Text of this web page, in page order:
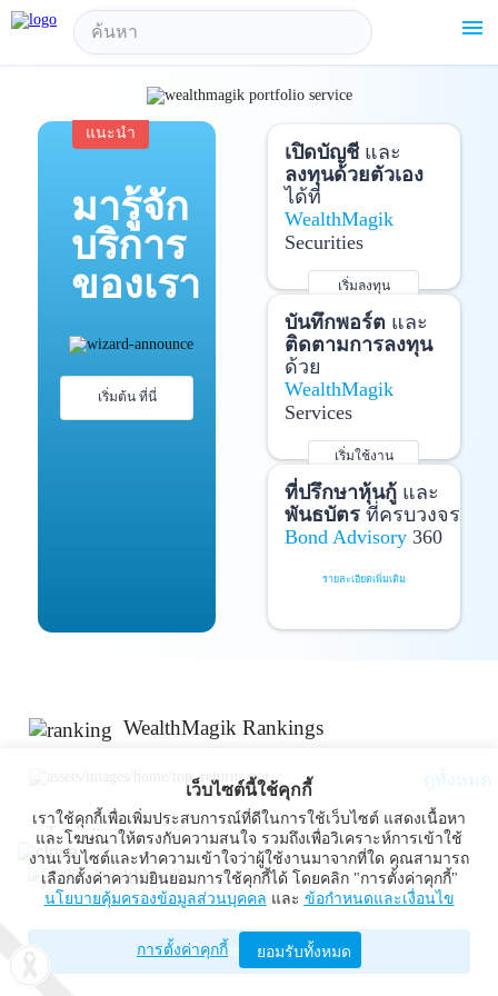
menu
แนะนำ
มารู้จัก
บริการ
ของเรา
เริ่มต้น ที่นี่
เปิดบัญชีและ
ลงทุนด้วยตัวเอง
ได้ที่
WealthMagik
Securities
เริ่มลงทุน
รายละเอียดเพิ่มเติม
บันทึกพอร์ตและ
ติดตามการลงทุน
ด้วย
WealthMagik
Services
เริ่มใช้งาน
รายละเอียดเพิ่มเติม
ที่ปรึกษาหุ้นกู้และ
พันธบัตรที่ครบวงจร
Bond Advisory360
รายละเอียดเพิ่มเติม
WealthMagik Rankings
ดูทั้งหมด
Top Returns
กองทุนตราสารทุน
WealthMagik
Wealth Management System Limited
เปิดด้วยแอป WealthMagik
!-- Start Advertise -->
เว็บไซต์นี้ใช้คุกกี้
เราใช้คุกกี้เพื่อเพิ่มประสบการณ์ที่ดีในการใช้เว็บไซต์ แสดงเนื้อหา
และโฆษณาให้ตรงกับความสนใจ รวมถึงเพื่อวิเคราะห์การเข้าใช้
งานเว็บไซต์และทำความเข้าใจว่าผู้ใช้งานมาจากที่ใด คุณสามารถ
เลือกตั้งค่าความยินยอมการใช้คุกกี้ได้ โดยคลิก "การตั้งค่าคุกกี้"
นโยบายคุ้มครองข้อมูลส่วนบุคคล และ ข้อกำหนดและเงื่อนไข
การตั้งค่าคุกกี้ ยอมรับทั้งหมด